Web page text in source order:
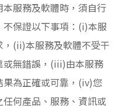
服務及軟體時，須自行
保證以下事項：(i)本服
(ii)本服務及軟體不受干
或無錯誤，(iii)由本服務
為正確或可靠，(iv)您
何產品、服務、資訊或